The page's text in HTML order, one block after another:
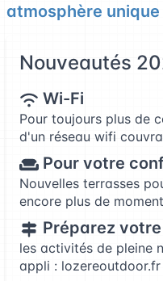
atmosphère
Nouveautés
Wi-Fi
Pour toujours plus de
d'un réseau wifi
Pour votre
Nouvelles terrasses
encore plus de
Préparez
les activités de pleine
appli : lozereoutdoor.fr